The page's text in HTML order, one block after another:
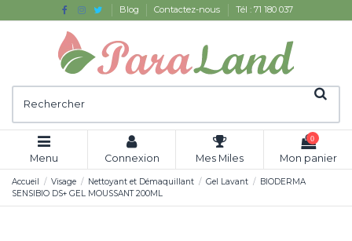
Blog Contactez-nous Tél : 71 180 037
Menu Connexion Mes Miles
0
Mon panier
Accueil Visage Nettoyant et Démaquillant Gel Lavant
BIODERMA
SENSIBIO DS+ GEL MOUSSANT 200ML